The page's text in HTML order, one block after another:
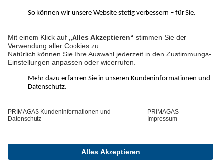
LinkedInFacebook
YouTubeInstagram
PinterestWhatsApp
Über PRIMAGAS
Schnelle Hilfe
©2026 PRIMAGAS